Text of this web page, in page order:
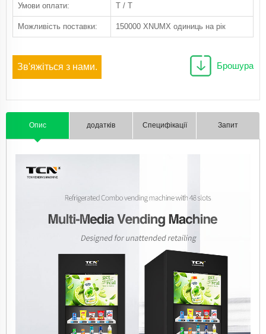
Умови оплати: T / T
Можливість поставки: 150000 XNUMX одиниць на рік
Зв'яжіться з нами. Брошура
Опис додатків Специфікації Запит